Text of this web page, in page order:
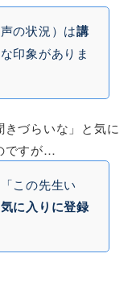
の状況）は講
な印象がありま
づらいな」と気に
ですが…
この先生い
に入りに登録